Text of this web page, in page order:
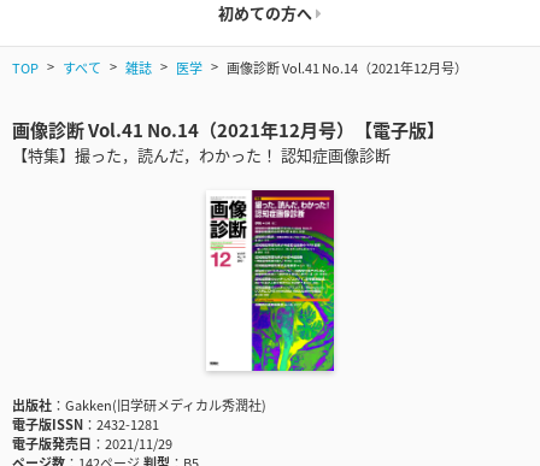
初めての方へ
TOP すべて 雑誌 医学 画像診断 Vol.41 No.14（2021年12月号）
画像診断 Vol.41 No.14（2021年12月号）【電子版】
【特集】撮った，読んだ，わかった！ 認知症画像診断
出版社
Gakken(旧学研メディカル秀潤社)
電子版ISSN
2432-1281
電子版発売日
2021/11/29